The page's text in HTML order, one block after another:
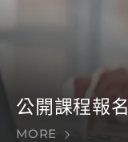
公開課程報名
MORE